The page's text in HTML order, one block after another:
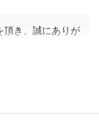
頂き、誠にありが
せて頂くなど、
を完了すること